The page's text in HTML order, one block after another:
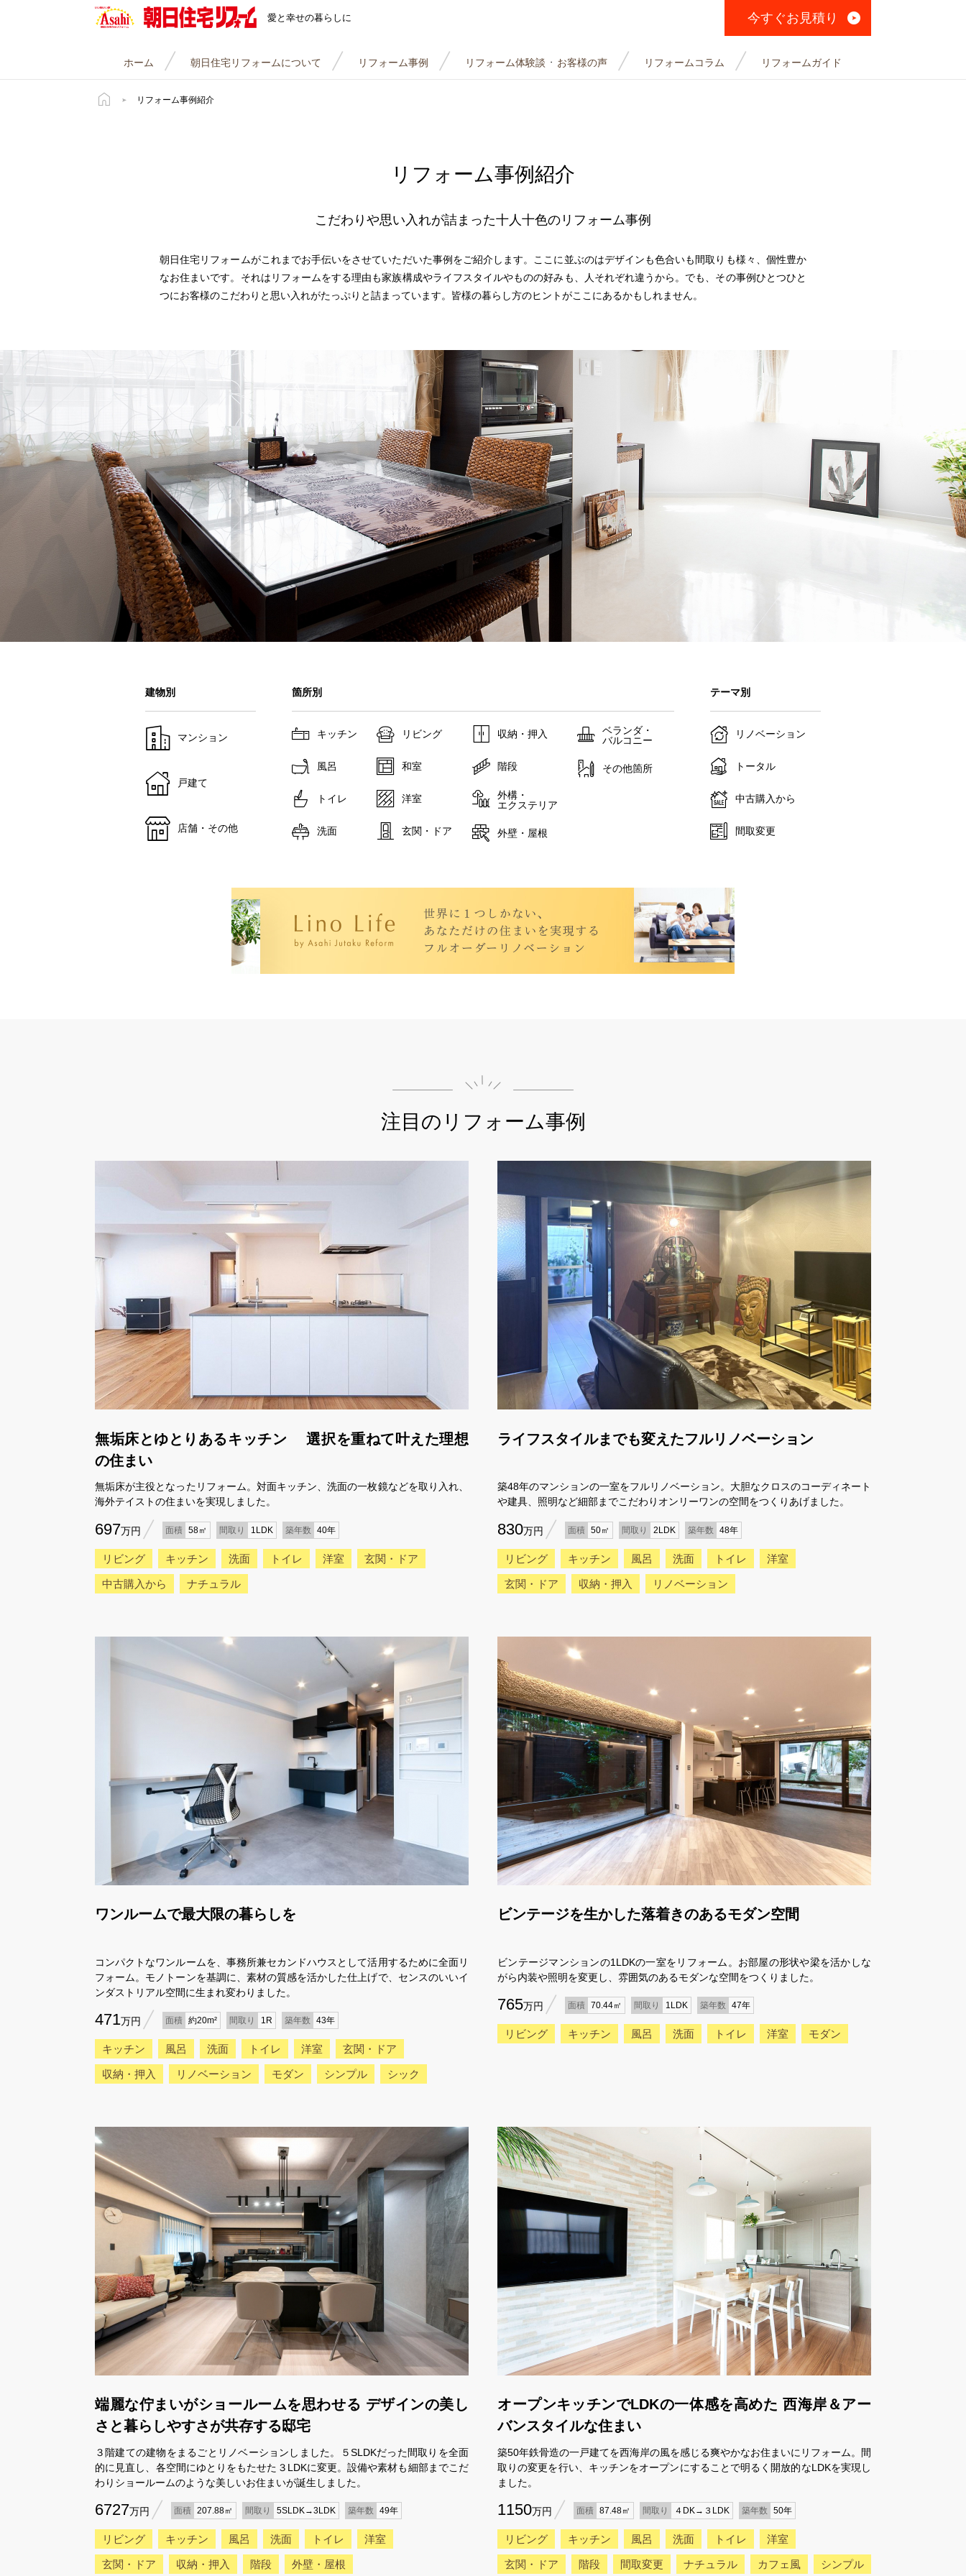
愛と幸せの暮らしに 今すぐお見積り
ホーム 朝日住宅リフォームについて リフォーム事例 リフォーム体験談 ・ お客様の声 リフォームコラム リフォームガイド
リフォーム事例紹介
リフォーム事例紹介
こだわりや思い入れが詰まった十人十色のリフォーム事例
朝日住宅リフォームがこれまでお手伝いをさせていただいた事例をご紹介します。ここに並ぶのはデザインも色合いも間取りも様々、個性豊か
なお住まいです。それはリフォームをする理由も家族構成やライフスタイルやものの好みも、人それぞれ違うから。でも、その事例ひとつひと
つにお客様のこだわりと思い入れがたっぷりと詰まっています。皆様の暮らし方のヒントがここにあるかもしれません。
建物別
マンション
戸建て
店舗・その他
箇所別
キッチン
風呂
トイレ
洗面
リビング
和室
洋室
玄関・ドア
収納・押入
階段
外構・
エクステリア
外壁・屋根
ベランダ・
バルコニー
その他箇所
テーマ別
リノベーション
トータル
中古購入から
間取変更
注目のリフォーム事例
無垢床とゆとりあるキッチン 選択を重ねて叶えた理想
の住まい
無垢床が主役となったリフォーム。対面キッチン、洗面の一枚鏡などを取り入れ、
海外テイストの住まいを実現しました。
697万円 面積 58㎡ 間取り 1LDK 築年数 40年
リビング キッチン 洗面 トイレ 洋室 玄関・ドア
中古購入から ナチュラル
ライフスタイルまでも変えたフルリノベーション
築48年のマンションの一室をフルリノベーション。大胆なクロスのコーディネート
や建具、照明など細部までこだわりオンリーワンの空間をつくりあげました。
830万円 面積 50㎡ 間取り 2LDK 築年数 48年
リビング キッチン 風呂 洗面 トイレ 洋室
玄関・ドア 収納・押入 リノベーション
ワンルームで最大限の暮らしを
コンパクトなワンルームを、事務所兼セカンドハウスとして活用するために全面リ
フォーム。モノトーンを基調に、素材の質感を活かした仕上げで、センスのいいイ
ンダストリアル空間に生まれ変わりました。
471万円 面積 約20m² 間取り 1R 築年数 43年
キッチン 風呂 洗面 トイレ 洋室 玄関・ドア
収納・押入 リノベーション モダン シンプル シック
ビンテージを生かした落着きのあるモダン空間
ビンテージマンションの1LDKの一室をリフォーム。お部屋の形状や梁を活かしな
がら内装や照明を変更し、雰囲気のあるモダンな空間をつくりました。
765万円 面積 70.44㎡ 間取り 1LDK 築年数 47年
リビング キッチン 風呂 洗面 トイレ 洋室 モダン
端麗な佇まいがショールームを思わせる デザインの美し
さと暮らしやすさが共存する邸宅
３階建ての建物をまるごとリノベーションしました。５SLDKだった間取りを全面
的に見直し、各空間にゆとりをもたせた３LDKに変更。設備や素材も細部までこだ
わりショールームのような美しいお住まいが誕生しました。
6727万円 面積 207.88㎡ 間取り 5SLDK→3LDK 築年数 49年
リビング キッチン 風呂 洗面 トイレ 洋室
玄関・ドア 収納・押入 階段 外壁・屋根
オープンキッチンでLDKの一体感を高めた 西海岸＆アー
バンスタイルな住まい
築50年鉄骨造の一戸建てを西海岸の風を感じる爽やかなお住まいにリフォーム。間
取りの変更を行い、キッチンをオープンにすることで明るく開放的なLDKを実現し
ました。
1150万円 面積 87.48㎡ 間取り ４DK→３LDK 築年数 50年
リビング キッチン 風呂 洗面 トイレ 洋室
玄関・ドア 階段 間取変更 ナチュラル カフェ風 シンプル